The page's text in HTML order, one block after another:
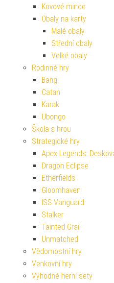
Kovové mince
Obaly na karty
Malé obaly
Střední obaly
Velké obaly
Rodinné hry
Bang
Catan
Karak
Ubongo
Škola s hrou
Strategické hry
Apex Legends:
Dragon Eclipse
Etherfields
Gloomhaven
ISS Vanguard
Stalker
Tainted Grail
Unmatched
Vědomostní hry
Venkovní hry
Výhodné herní sety